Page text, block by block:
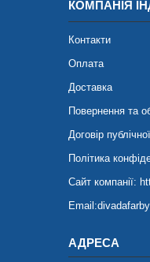
КОМПАНІЯ
Контакти
Оплата
Доставка
Повернення та
Договір
Політика
Сайт компанії: